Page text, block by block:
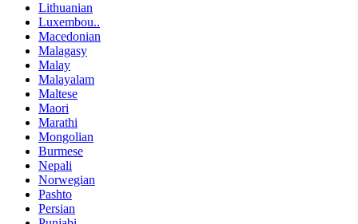
Lithuanian
Luxembou..
Macedonian
Malagasy
Malay
Malayalam
Maltese
Maori
Marathi
Mongolian
Burmese
Nepali
Norwegian
Pashto
Persian